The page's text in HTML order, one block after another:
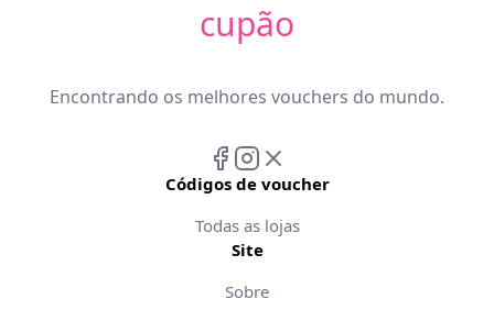
cupão
Encontrando os melhores vouchers do mundo.
Códigos de voucher
Todas as lojas
Site
Sobre